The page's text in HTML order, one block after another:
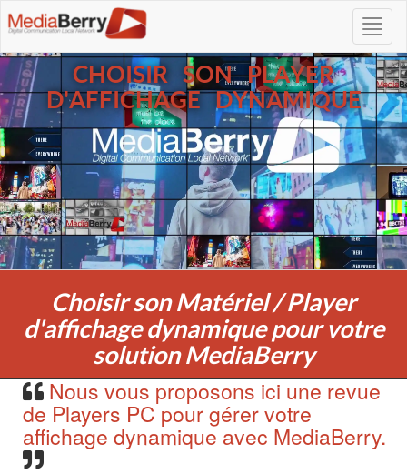
CHOISIR SON PLAYER
D'AFFICHAGE DYNAMIQUE
Choisir son Matériel / Player
d'affichage dynamique pour votre
solution MediaBerry
Nous vous proposons ici une revue
de Players PC pour gérer votre
affichage dynamique avec MediaBerry.